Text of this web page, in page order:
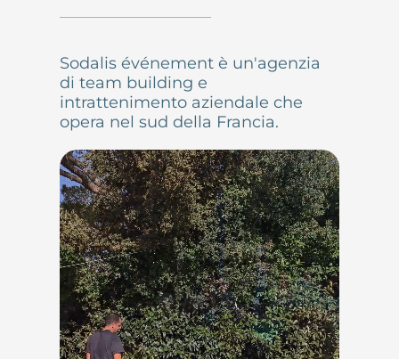
Sodalis événement è un'agenzia
di team building e
intrattenimento aziendale che
opera nel sud della Francia.